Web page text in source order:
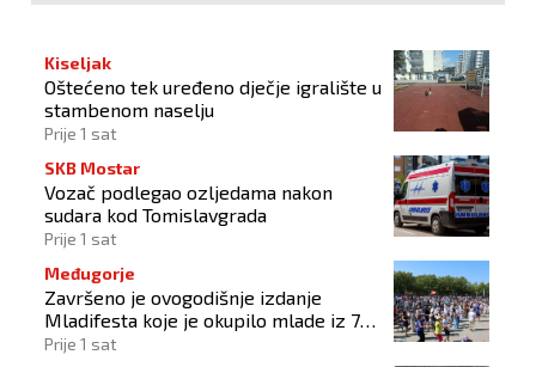
Kiseljak
Oštećeno tek uređeno dječje igralište u
stambenom naselju
Prije 1 sat
SKB Mostar
Vozač podlegao ozljedama nakon
sudara kod Tomislavgrada
Prije 1 sat
Međugorje
Završeno je ovogodišnje izdanje
Mladifesta koje je okupilo mlade iz 73
zemlje svijeta
Prije 1 sat